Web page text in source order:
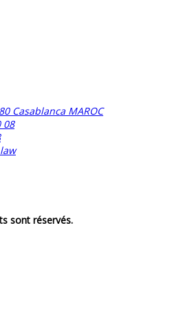
Casablanca MAROC
08
sont réservés.